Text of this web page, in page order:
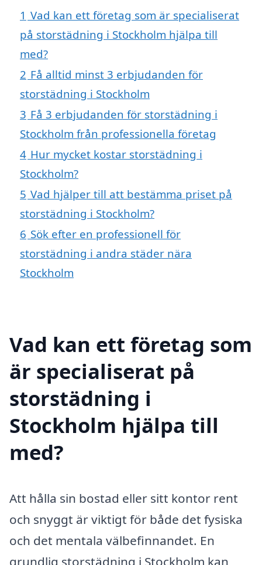
1 Vad kan ett företag som är specialiserat
på storstädning i Stockholm hjälpa till
med?
2 Få alltid minst 3 erbjudanden för
storstädning i Stockholm
3 Få 3 erbjudanden för storstädning i
Stockholm från professionella företag
4 Hur mycket kostar storstädning i
Stockholm?
5 Vad hjälper till att bestämma priset på
storstädning i Stockholm?
6 Sök efter en professionell för
storstädning i andra städer nära
Stockholm
Vad kan ett företag som
är specialiserat på
storstädning i
Stockholm hjälpa till
med?
Att hålla sin bostad eller sitt kontor rent
och snyggt är viktigt för både det fysiska
och det mentala välbefinnandet. En
grundlig storstädning i Stockholm kan